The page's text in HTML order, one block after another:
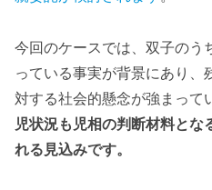
今回のケースでは、双子のう
っている事実が背景にあり、
対する社会的懸念が強まって
児状況も児相の判断材料とな
れる見込みです。